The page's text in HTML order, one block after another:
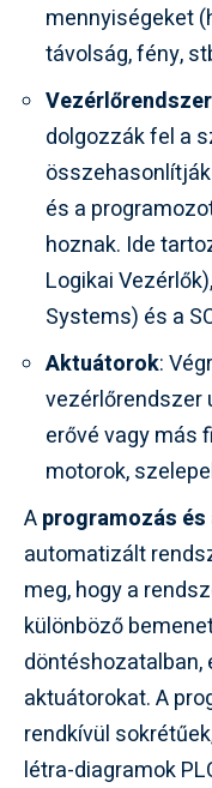
mennyiségeket
távolság, fény,
dolgozzák fel a
és a
hoznak. Ide
Logikai
Systems) és a
Aktuátorok:
vezérlőrendszer
erővé vagy más
motorok,
Aprogramozás
automatizált
meg, hogy a
különböző
döntéshozatalban,
aktuátorokat. A
rendkívül
létra-diagramok